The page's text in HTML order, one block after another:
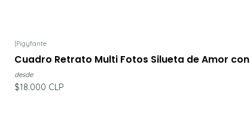
|Pigyfante
Cuadro Retrato Multi Fotos Silueta de Amor
desde
$18.000 CLP